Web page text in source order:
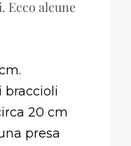
Ecco alcune
braccioli
20 cm
presa